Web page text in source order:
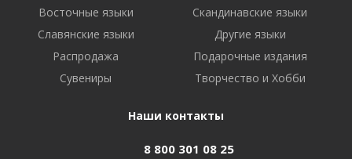
Восточные языки
Скандинавские языки
Славянские языки
Другие языки
Распродажа
Подарочные издания
Сувениры
Творчество и Хобби
Наши контакты
8 800 301 08 25